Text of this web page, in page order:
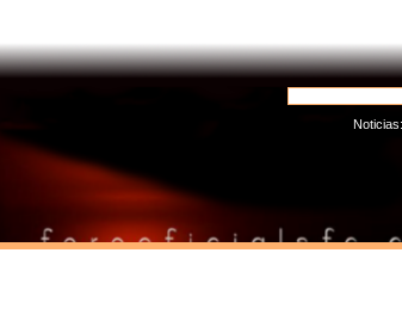
Noticias: